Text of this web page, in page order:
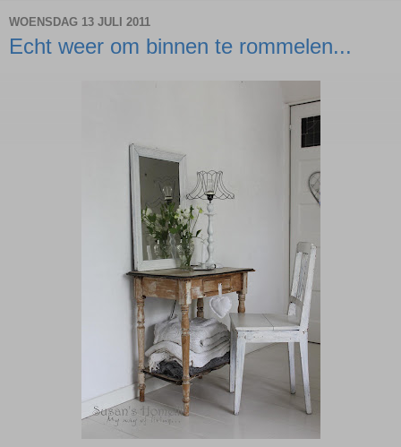
WOENSDAG 13 JULI 2011
Echt weer om binnen te rommelen...